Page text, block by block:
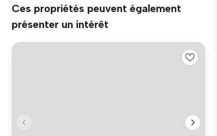
Ces propriétés peuvent également
présenter un intérêt